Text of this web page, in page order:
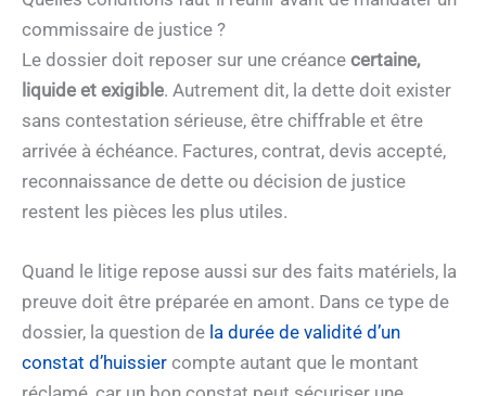
commissaire de justice ?
Le dossier doit reposer sur une créance certaine,
liquide et exigible. Autrement dit, la dette doit exister
sans contestation sérieuse, être chiffrable et être
arrivée à échéance. Factures, contrat, devis accepté,
reconnaissance de dette ou décision de justice
restent les pièces les plus utiles.
Quand le litige repose aussi sur des faits matériels, la
preuve doit être préparée en amont. Dans ce type de
dossier, la question de la durée de validité d’un
constat d’huissier compte autant que le montant